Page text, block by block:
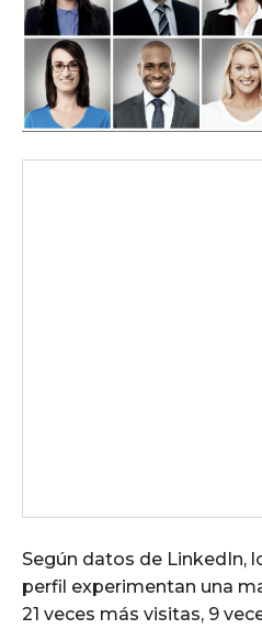
Según datos de LinkedIn,
perfil experimentan una
21 veces más visitas, 9